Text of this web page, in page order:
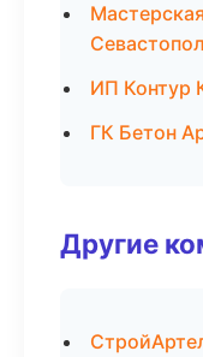
ИП Контур
ГК Бетон
Другие